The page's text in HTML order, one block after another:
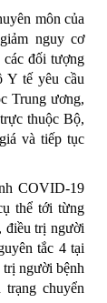
môn của
nguy cơ
các đối tượng
Y tế yêu cầu
Trung ương,
thuộc Bộ,
và tiếp tục
COVID-19
thể tới từng
điều trị người
tắc 4 tại
người bệnh
chuyển